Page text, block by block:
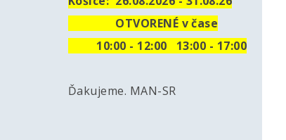
OTVORENÉ v čase
10:00 - 12:00 13:00 - 17:00
Ďakujeme. MAN-SR